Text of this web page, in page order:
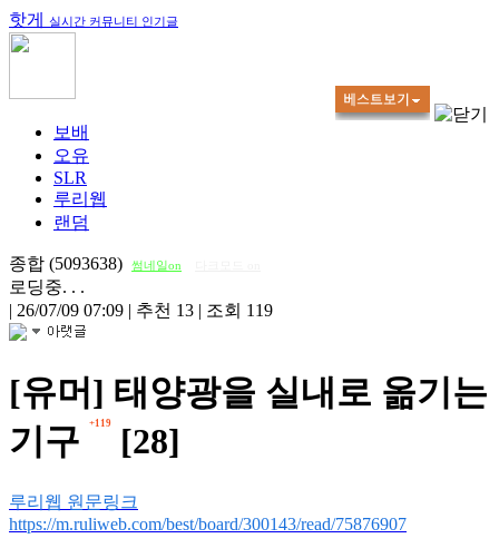
핫게 실시간 커뮤니티 인기글
보배
오유
SLR
루리웹
랜덤
종합 (5093638) 썸네일on
로딩중. . .
| 26/07/09 07:09 | 추천 13 | 조회 119
[유머] 태양광을 실내로 옮기는
기구
+119 [28]
루리웹 원문링크
https://m.ruliweb.com/best/board/300143/read/75876907